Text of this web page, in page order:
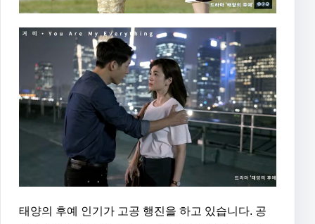
태양의 후예 인기가 고공 행진을 하고 있습니다. 공